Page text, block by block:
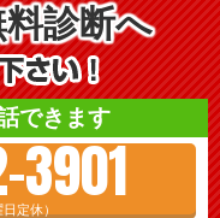
診断へ
できます
3901
定休）